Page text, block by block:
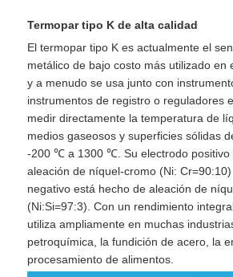
Termopar tipo K de alta calidad
El termopar tipo K es actualmente el
metálico de bajo costo más utilizado en
y a menudo se usa junto con
instrumentos de registro o reguladores
medir directamente la temperatura de
medios gaseosos y superficies sólidas
-200 ℃ a 1300 ℃. Su electrodo positivo
aleación de níquel-cromo (Ni:
negativo está hecho de aleación de
(Ni:Si=97:3). Con un rendimiento
utiliza ampliamente en muchas
petroquímica, la fundición de acero, la
procesamiento de alimentos.